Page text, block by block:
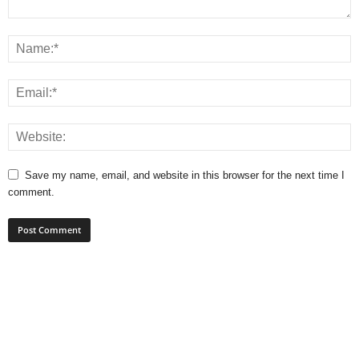
Save my name, email, and website in this browser for the next time I
comment.